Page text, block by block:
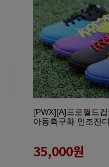
[PWX][A]프로월드
아동축구화 인조잔
35,000원